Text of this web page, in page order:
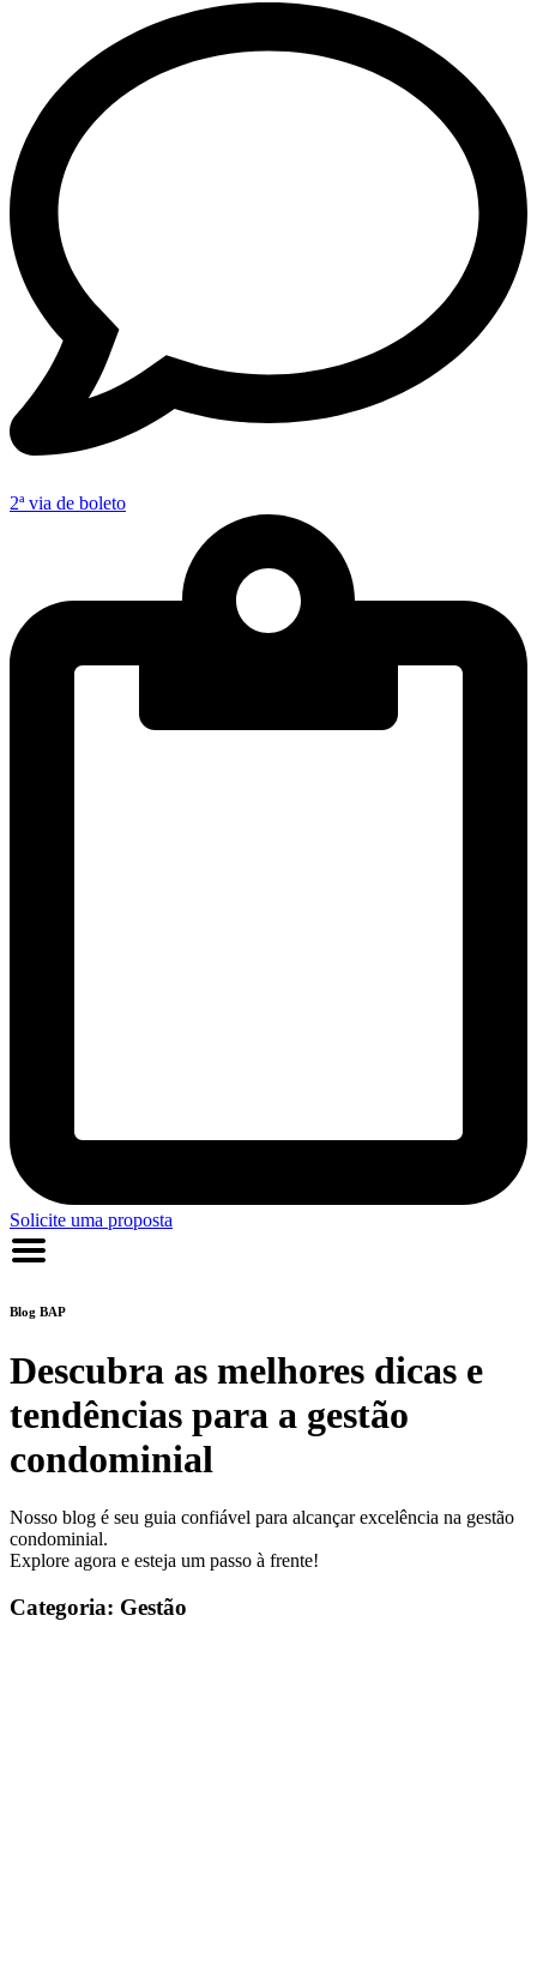
2ª via de boleto
Solicite uma proposta
Blog BAP
Descubra as melhores dicas e
tendências para a gestão
condominial
Nosso blog é seu guia confiável para alcançar excelência na gestão
condominial.
Explore agora e esteja um passo à frente!
Categoria: Gestão